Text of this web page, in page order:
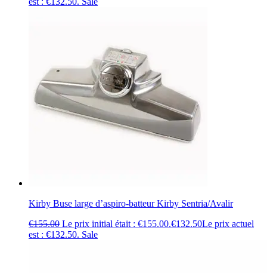
Kirby Buse large d’aspiro-batteur Kirby Sentria/Avalir
€155.00 Le prix initial était : €155.00.€132.50Le prix actuel
est : €132.50. Sale